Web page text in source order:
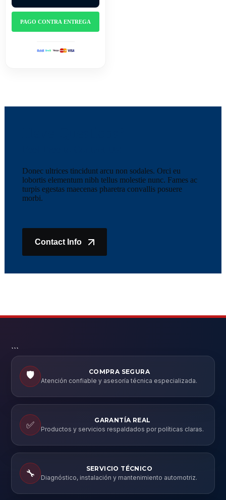
PAGO CONTRA ENTREGA
Donec ultrices tincidunt arcu non sodales. Orci eu
lobortis elementum nibh tellus molestie nunc. Fames ac
turpis egestas maecenas pharetra convallis posuere
morbi.
Contact Info
```
🛡️
COMPRA SEGURA
Atención confiable y asesoría técnica especializada.
✅
GARANTÍA REAL
Productos y servicios respaldados por políticas claras.
🔧
SERVICIO TÉCNICO
Diagnóstico, instalación y mantenimiento automotriz.